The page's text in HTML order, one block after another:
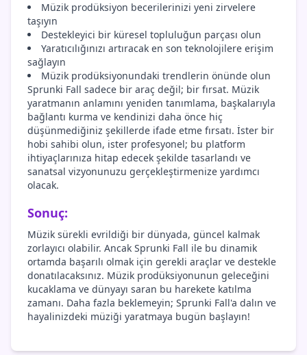
Müzik prodüksiyon becerilerinizi yeni zirvelere
taşıyın
Destekleyici bir küresel topluluğun parçası olun
Yaratıcılığınızı artıracak en son teknolojilere erişim
sağlayın
Müzik prodüksiyonundaki trendlerin önünde olun
Sprunki Fall sadece bir araç değil; bir fırsat. Müzik
yaratmanın anlamını yeniden tanımlama, başkalarıyla
bağlantı kurma ve kendinizi daha önce hiç
düşünmediğiniz şekillerde ifade etme fırsatı. İster bir
hobi sahibi olun, ister profesyonel; bu platform
ihtiyaçlarınıza hitap edecek şekilde tasarlandı ve
sanatsal vizyonunuzu gerçekleştirmenize yardımcı
olacak.
Sonuç:
Müzik sürekli evrildiği bir dünyada, güncel kalmak
zorlayıcı olabilir. Ancak Sprunki Fall ile bu dinamik
ortamda başarılı olmak için gerekli araçlar ve destekle
donatılacaksınız. Müzik prodüksiyonunun geleceğini
kucaklama ve dünyayı saran bu harekete katılma
zamanı. Daha fazla beklemeyin; Sprunki Fall'a dalın ve
hayalinizdeki müziği yaratmaya bugün başlayın!